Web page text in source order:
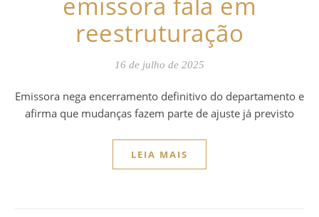
reestruturação
16 de julho de 2025
Emissora nega encerramento definitivo do departamento e
afirma que mudanças fazem parte de ajuste já previsto
LEIA MAIS